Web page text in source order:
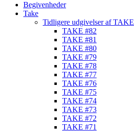
Begivenheder
Take
Tidligere udgivelser af TAKE
TAKE #82
TAKE #81
TAKE #80
TAKE #79
TAKE #78
TAKE #77
TAKE #76
TAKE #75
TAKE #74
TAKE #73
TAKE #72
TAKE #71